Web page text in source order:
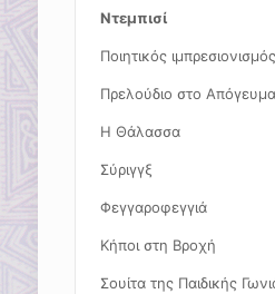
Ντεμπισί
Ποιητικός ιμπρεσιονισμός
Πρελούδιο στο
Η Θάλασσα
Σύριγγξ
Φεγγαροφεγγιά
Κήποι στη Βροχή
Σουίτα της Παιδικής